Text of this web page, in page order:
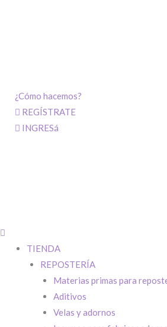
¿Cómo hacemos?
REGÍSTRATE
INGRESá
TIENDA
REPOSTERÍA
Materias primas para
Aditivos
Velas y adornos